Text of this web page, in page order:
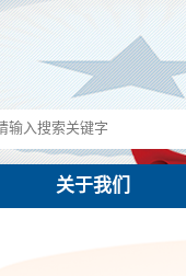
关于我们